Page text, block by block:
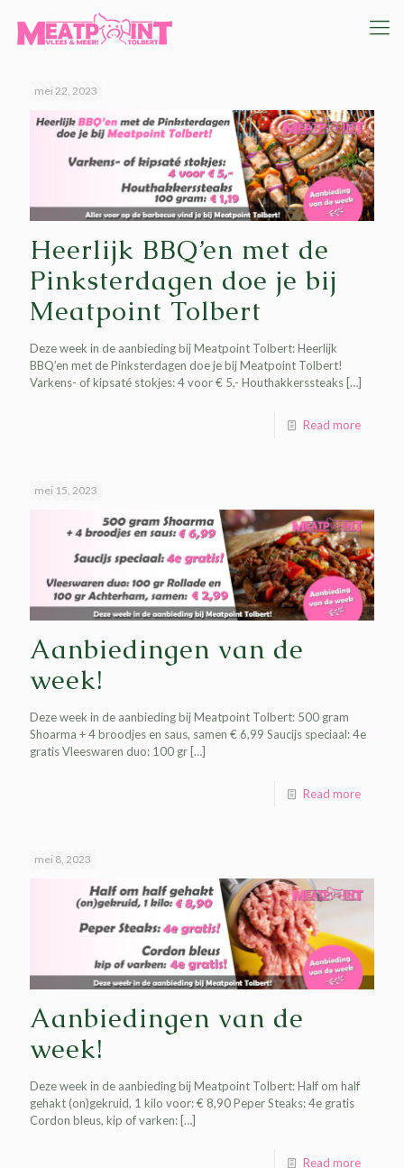
mei 22, 2023
Heerlijk BBQ’en met de
Pinksterdagen doe je bij
Meatpoint Tolbert
Deze week in de aanbieding bij Meatpoint Tolbert: Heerlijk
BBQ’en met de Pinksterdagen doe je bij Meatpoint Tolbert!
Varkens- of kipsaté stokjes: 4 voor € 5,- Houthakkerssteaks […]
Read more
mei 15, 2023
Aanbiedingen van de
week!
Deze week in de aanbieding bij Meatpoint Tolbert: 500 gram
Shoarma + 4 broodjes en saus, samen € 6,99 Saucijs speciaal: 4e
gratis Vleeswaren duo: 100 gr […]
Read more
mei 8, 2023
Aanbiedingen van de
week!
Deze week in de aanbieding bij Meatpoint Tolbert: Half om half
gehakt (on)gekruid, 1 kilo voor: € 8,90 Peper Steaks: 4e gratis
Cordon bleus, kip of varken:[…]
Read more